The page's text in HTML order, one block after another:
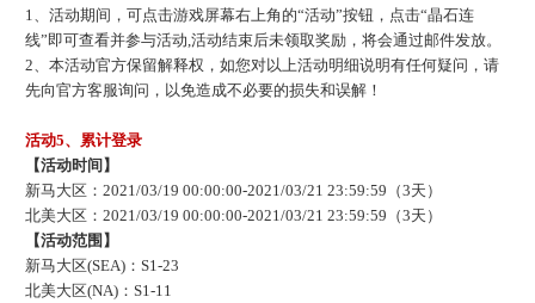
1、活动期间，可点击游戏屏幕右上角的“活动”按钮，点击“晶石连
线”即可查看并参与活动,活动结束后未领取奖励，将会通过邮件发放。
2、本活动官方保留解释权，如您对以上活动明细说明有任何疑问，请
先向官方客服询问，以免造成不必要的损失和误解！
活动5、累计登录
【活动时间】
新马大区： 2021/03/19 00:00:00-2021/03/21 23:59:59（3天）
北美大区： 2021/03/19 00:00:00-2021/03/21 23:59:59（3天）
【活动范围】
新马大区(SEA)：S1-23
北美大区(NA)：S1-11